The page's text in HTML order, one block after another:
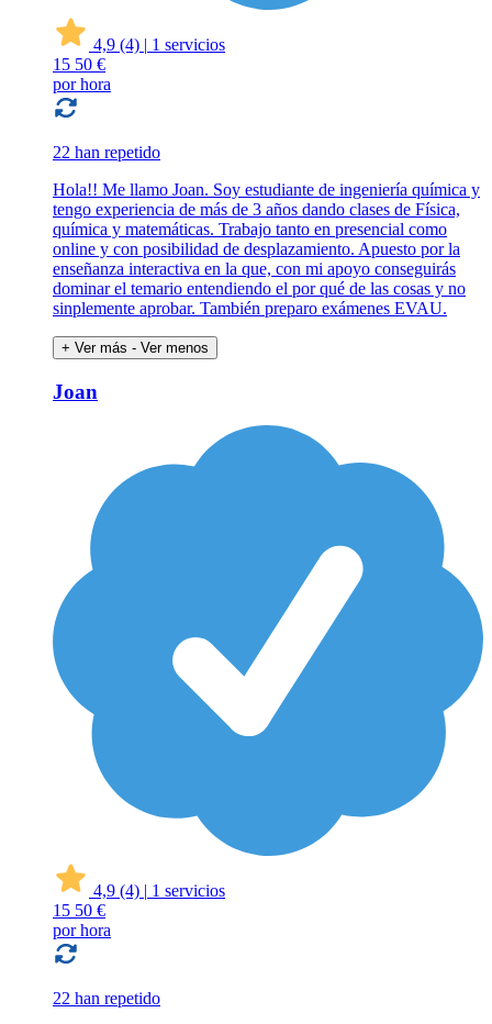
4,9 (4) | 1 servicios
15 50 €
por hora
22 han repetido
Hola!! Me llamo Joan. Soy estudiante de ingeniería química y
tengo experiencia de más de 3 años dando clases de Física,
química y matemáticas. Trabajo tanto en presencial como
online y con posibilidad de desplazamiento. Apuesto por la
enseñanza interactiva en la que, con mi apoyo conseguirás
dominar el temario entendiendo el por qué de las cosas y no
sinplemente aprobar. También preparo exámenes EVAU.
+ Ver más - Ver menos
Joan
4,9 (4) | 1 servicios
15 50 €
por hora
22 han repetido